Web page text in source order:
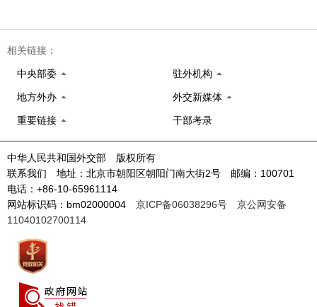
相关链接：
中央部委 驻外机构
地方外办 外交新媒体
重要链接 干部考录
中华人民共和国外交部 版权所有
联系我们 地址：北京市朝阳区朝阳门南大街2号 邮编：100701
电话：+86-10-65961114
网站标识码：bm02000004 京ICP备06038296号
京公网安备
11040102700114